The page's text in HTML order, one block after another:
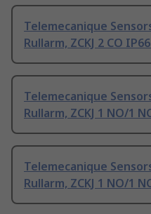
Telemecanique
Rullarm, ZCKJ 2 CO
Telemecanique
Rullarm, ZCKJ 1 NO/1
Telemecanique
Rullarm, ZCKJ 1 NO/1